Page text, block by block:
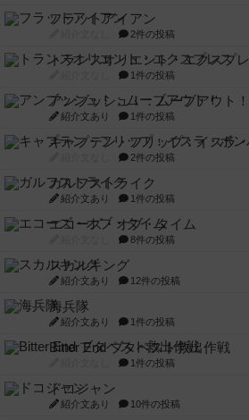
フラットアイアン
2件の投稿
トランスオリエント・エクスプ
1件の投稿
アンブッシュ！：ムーブアウト！
紹介文あり 1件の投稿
キャプテン・フリップ：イスラ
2件の投稿
ガルフストライク
紹介文あり 1件の投稿
エコーズ・オブ・タイム
8件の投稿
スカルキング
紹介文あり 12件の投稿
海兵隊
紹介文あり 1件の投稿
Bitter End ブタペスト救出作戦
1件の投稿
ドコジャン
紹介文あり 10件の投稿